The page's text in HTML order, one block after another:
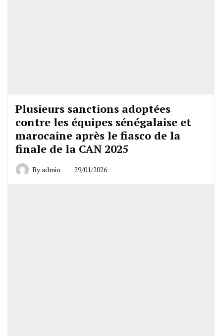
Plusieurs sanctions adoptées
contre les équipes sénégalaise et
marocaine après le fiasco de la
finale de la CAN 2025
Byadmin 29/01/2026